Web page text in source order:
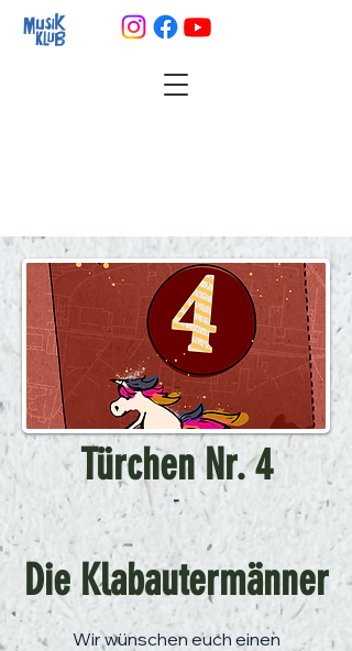
Türchen Nr. 4
-
Die Klabautermänner
Wir wünschen euch einen